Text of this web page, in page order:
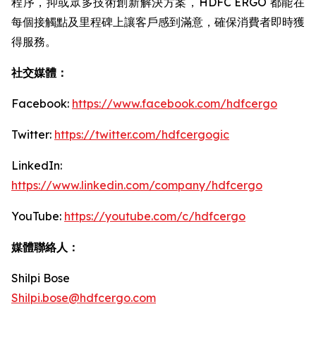
每個接觸點及里程碑上讓客戶感到滿意，確保消費者即時獲
得服務。
社交媒體：
Facebook: https://www.facebook.com/hdfcergo
Twitter: https://twitter.com/hdfcergogic
LinkedIn:
https://www.linkedin.com/company/hdfcergo
YouTube: https://youtube.com/c/hdfcergo
媒體聯絡人：
Shilpi Bose
Shilpi.bose@hdfcergo.com